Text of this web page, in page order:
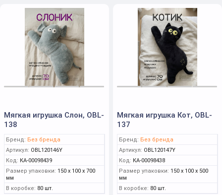
Мягкая игрушка Слон, OBL-
138
Бренд: Без бренда
Артикул: OBL120146Y
Код: КА-00098439
Размер упаковки: 150 x 100 x 700
мм
В коробке: 80 шт.
Мягкая игрушка Кот, OBL-
137
Бренд: Без бренда
Артикул: OBL120147Y
Код: КА-00098438
Размер упаковки: 150 x 100 x 500
мм
В коробке: 80 шт.